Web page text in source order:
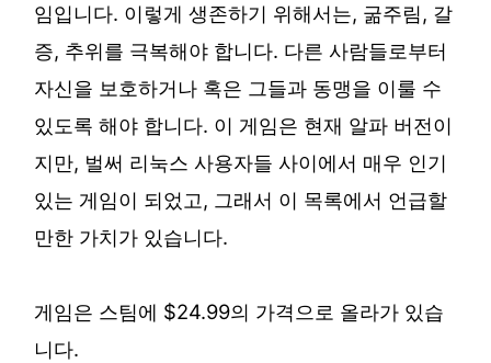
임입니다. 이렇게 생존하기 위해서는, 굶주림, 갈
증, 추위를 극복해야 합니다. 다른 사람들로부터
자신을 보호하거나 혹은 그들과 동맹을 이룰 수
있도록 해야 합니다. 이 게임은 현재 알파 버전이
지만, 벌써 리눅스 사용자들 사이에서 매우 인기
있는 게임이 되었고, 그래서 이 목록에서 언급할
만한 가치가 있습니다.
게임은 스팀에 $24.99의 가격으로 올라가 있습
니다.